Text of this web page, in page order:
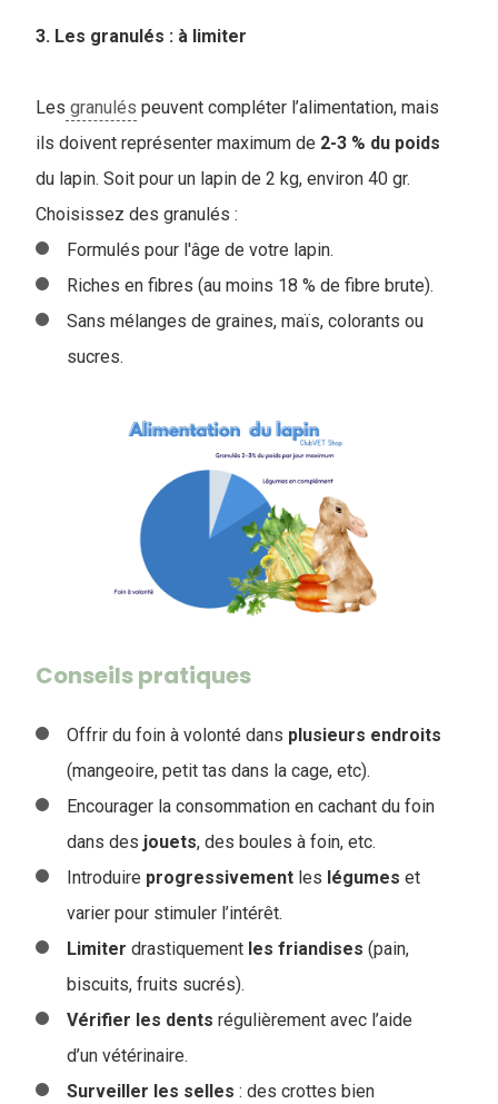
3. Les granulés : à limiter
Les granulés peuvent compléter l’alimentation, mais
ils doivent représenter maximum de 2-3 % du poids
du lapin. Soit pour un lapin de 2 kg, environ 40 gr.
Choisissez des granulés :
Formulés pour l'âge de votre lapin.
Riches en fibres (au moins 18 % de fibre brute).
Sans mélanges de graines, maïs, colorants ou
sucres.
Conseils pratiques
Offrir du foin à volonté dans plusieurs endroits
(mangeoire, petit tas dans la cage, etc).
Encourager la consommation en cachant du foin
dans des jouets, des boules à foin, etc.
Introduire progressivement les légumes et
varier pour stimuler l’intérêt.
Limiter drastiquement les friandises (pain,
biscuits, fruits sucrés).
Vérifier les dents régulièrement avec l’aide
d’un vétérinaire.
Surveiller les selles : des crottes bien